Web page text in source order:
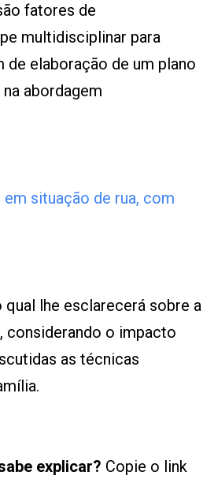
fatores de
multidisciplinar para
elaboração de um plano
abordagem
situação de rua, com
lhe esclarecerá sobre a
considerando o impacto
as técnicas
explicar? Copie o link